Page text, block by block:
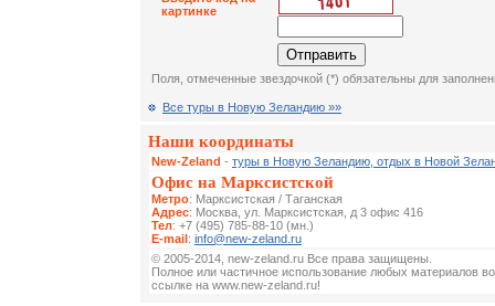
картинке
Поля, отмеченные звездочкой (*) обязательны для
Все туры в Новую Зеландию »»
Наши координаты
New-Zeland - туры в Новую Зеландию, отдых в Новой
Офис на Марксистской
Метро: Марксистская / Таганская
Адрес: Москва, ул. Марксистская, д 3 офис 416
Тел: +7 (495) 785-88-10 (мн.)
E-mail: info@new-zeland.ru
© 2005-2014, new-zeland.ru Все права защищены.
Полное или частичное использование любых материалов
ссылке на www.new-zeland.ru!